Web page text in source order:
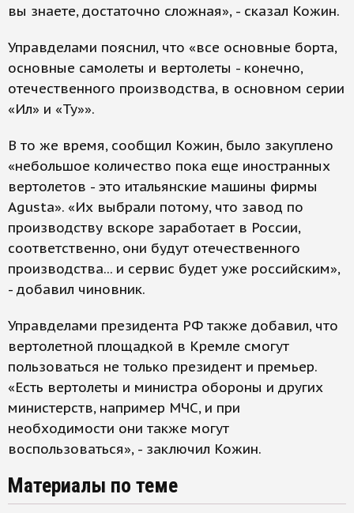
вы знаете, достаточно сложная», - сказал Кожин.
Управделами пояснил, что «все основные борта,
основные самолеты и вертолеты - конечно,
отечественного производства, в основном серии
«Ил» и «Ту»».
В то же время, сообщил Кожин, было закуплено
«небольшое количество пока еще иностранных
вертолетов - это итальянские машины фирмы
Agusta». «Их выбрали потому, что завод по
производству вскоре заработает в России,
соответственно, они будут отечественного
производства... и сервис будет уже российским»,
- добавил чиновник.
Управделами президента РФ также добавил, что
вертолетной площадкой в Кремле смогут
пользоваться не только президент и премьер.
«Есть вертолеты и министра обороны и других
министерств, например МЧС, и при
необходимости они также могут
воспользоваться», - заключил Кожин.
Материалы по теме